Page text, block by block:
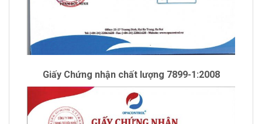
Giấy Chứng nhận chất lượng 7899-1:2008